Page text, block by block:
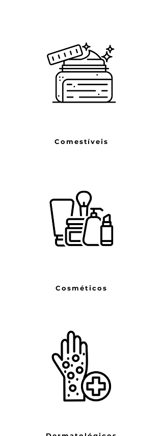
Comestíveis
Cosméticos